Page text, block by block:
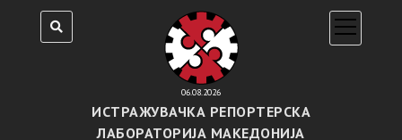
06.08.2026
ИСТРАЖУВАЧКА РЕПОРТЕРСКА
ЛАБОРАТОРИЈА МАКЕДОНИЈА
open
menu